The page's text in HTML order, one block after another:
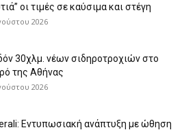
οι τιμές σε καύσιμα και στέγη
2026
30χλμ. νέων σιδηροτροχιών στο
της Αθήνας
2026
Eντυπωσιακή ανάπτυξη με ώθηση